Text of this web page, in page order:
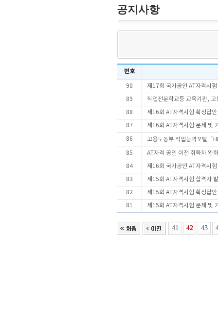
공지사항
번호
90 제17회 국가공인 AT자격시
89 직업전문학교등 교육기관,
88 제16회 AT자격시험 확정답
87 제16회 AT자격시험 문제 및
86 고용노동부 직업능력포털「
85 AT자격 공인 이전 취득자 완
84 제16회 국가공인 AT자격시
83 제15회 AT자격시험 합격자
82 제15회 AT자격시험 확정답
81 제15회 AT자격시험 문제 및
41 42 43